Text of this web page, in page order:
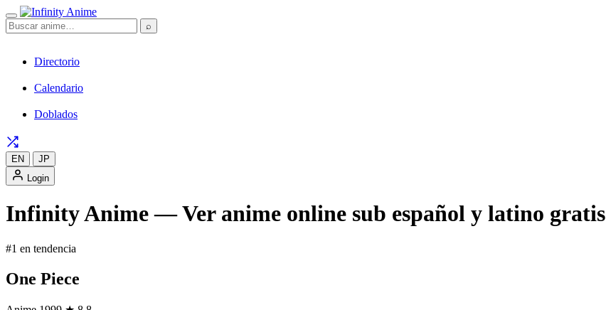
⌕
Directorio
Calendario
Doblados
EN
JP
Login
Infinity Anime — Ver anime online sub español y latino gratis
#1 en tendencia
One Piece